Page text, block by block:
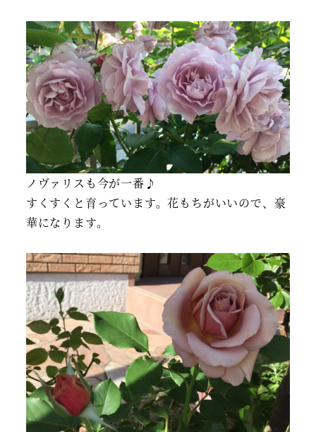
ノヴァリスも今が一番♪
すくすくと育っています。花もちがいいので、豪
華になります。